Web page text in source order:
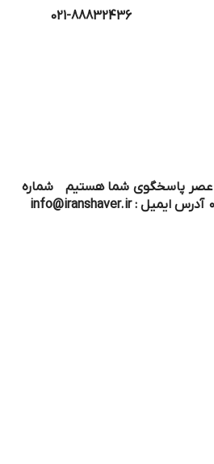
021-88832436
ایام هفته : ۱۰ صبح – ۷ عصر پاسخگوی شما هستیم شماره